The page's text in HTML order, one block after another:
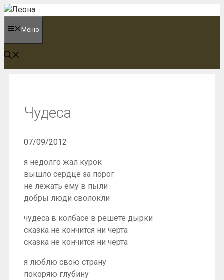
Перейти
содержимому
Меню
Чудеса
07/09/2012
я недолго жал курок
вышло сердце за порог
не лежать ему в пыли
добры люди сволокли
чудеса в колбасе в решете дырки
сказка не кончится ни черта
сказка не кончится ни черта
я люблю свою страну
покоряю глубину